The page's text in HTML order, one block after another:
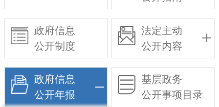
政府信息
公开制度
法定主动
公开内容
政府信息
公开年报
基层政务
公开事项目录